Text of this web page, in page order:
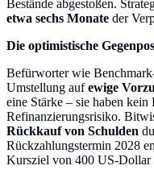
Bestände abgestoßen.
etwa sechs Monate der
Die optimistische
Befürworter wie
Umstellung aufewige
eine Stärke – sie haben
Refinanzierungsrisiko.
Rückkauf von Schulden
Rückzahlungstermin 2028
Kursziel von 400 US-Dollar